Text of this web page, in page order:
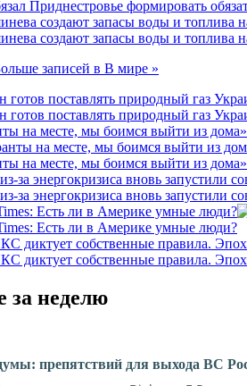
Приднестровье формировать
создают запасы воды и топлива
создают запасы воды и топлива
записей в В мире »
готов поставлять природный газ
готов поставлять природный газ
на месте, мы боимся выйти из
на месте, мы боимся выйти из
за энергокризиса вновь запустили
за энергокризиса вновь запустили
Есть ли в Америке умные люди?
Есть ли в Америке умные люди?
диктует собственные правила.
диктует собственные правила.
за неделю
препятствий для выхода ВС